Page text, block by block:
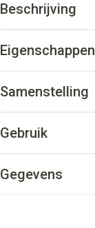
Beschrijving
Eigenschappen
Samenstelling
Gebruik
Gegevens